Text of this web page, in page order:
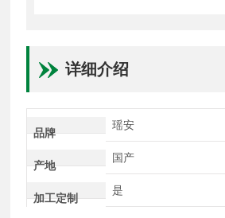
详细介绍
品牌
瑶安
产地
国产
加工定制
是